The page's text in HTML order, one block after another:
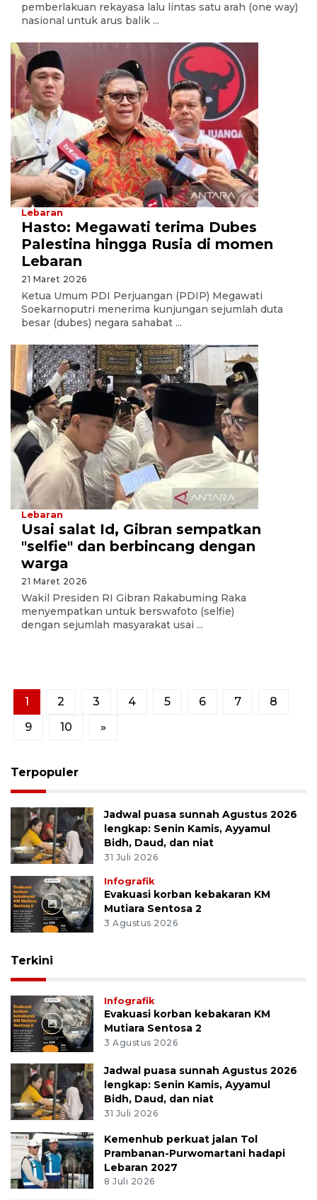
pemberlakuan rekayasa lalu lintas satu arah (one way)
nasional untuk arus balik ...
Lebaran
Hasto: Megawati terima Dubes
Palestina hingga Rusia di momen
Lebaran
21 Maret 2026
Ketua Umum PDI Perjuangan (PDIP) Megawati
Soekarnoputri menerima kunjungan sejumlah duta
besar (dubes) negara sahabat ...
Lebaran
Usai salat Id, Gibran sempatkan
"selfie" dan berbincang dengan
warga
21 Maret 2026
Wakil Presiden RI Gibran Rakabuming Raka
menyempatkan untuk berswafoto (selfie)
dengan sejumlah masyarakat usai ...
1 2 3 4 5 6 7
8
9
10 »
Terpopuler
Jadwal puasa sunnah Agustus 2026
lengkap: Senin Kamis, Ayyamul
Bidh, Daud, dan niat
31 Juli 2026
Infografik
Evakuasi korban kebakaran KM
Mutiara Sentosa 2
3 Agustus 2026
Terkini
Infografik
Evakuasi korban kebakaran KM
Mutiara Sentosa 2
3 Agustus 2026
Jadwal puasa sunnah Agustus 2026
lengkap: Senin Kamis, Ayyamul
Bidh, Daud, dan niat
31 Juli 2026
Kemenhub perkuat jalan Tol
Prambanan-Purwomartani hadapi
Lebaran 2027
8 Juli 2026